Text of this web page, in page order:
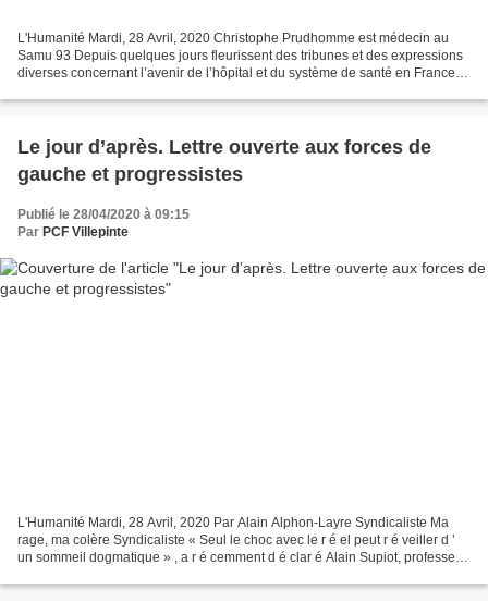
L'Humanité Mardi, 28 Avril, 2020 Christophe Prudhomme est médecin au
Samu 93 Depuis quelques jours fleurissent des tribunes et des expressions
diverses concernant l’avenir de l’hôpital et du système de santé en France.
Le jour d’après. Lettre ouverte aux forces de
gauche et progressistes
Publié le 28/04/2020 à 09:15
Par PCF Villepinte
L'Humanité Mardi, 28 Avril, 2020 Par Alain Alphon-Layre Syndicaliste Ma
rage, ma colère Syndicaliste « Seul le choc avec le r é el peut r é veiller d ’
un sommeil dogmatique » , a r é cemment d é clar é Alain Supiot, professeur